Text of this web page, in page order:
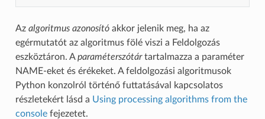
Az algoritmus azonosítóakkor jelenik meg, ha az
egérmutatót az algoritmus fölé viszi a Feldolgozás
eszköztáron. Aparaméterszótártartalmazza a paraméter
NAME-eket és érékeket. A feldolgozási algoritmusok
Python konzolról történő futtatásával kapcsolatos
részletekért lásd a Using processing algorithms from the
consolefejezetet.